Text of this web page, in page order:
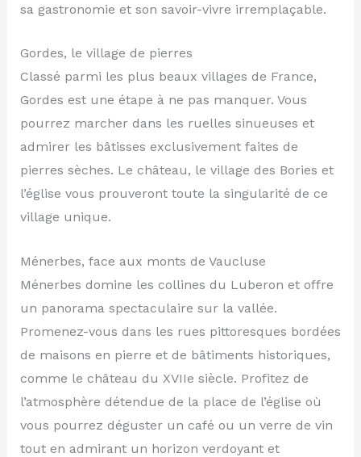
sa gastronomie et son savoir-vivre irremplaçable.
Gordes, le village de pierres
Classé parmi les plus beaux villages de France,
Gordes est une étape à ne pas manquer. Vous
pourrez marcher dans les ruelles sinueuses et
admirer les bâtisses exclusivement faites de
pierres sèches. Le château, le village des Bories et
l’église vous prouveront toute la singularité de ce
village unique.
Ménerbes, face aux monts de Vaucluse
Ménerbes domine les collines du Luberon et offre
un panorama spectaculaire sur la vallée.
Promenez-vous dans les rues pittoresques bordées
de maisons en pierre et de bâtiments historiques,
comme le château du XVIIe siècle. Profitez de
l’atmosphère détendue de la place de l’église où
vous pourrez déguster un café ou un verre de vin
tout en admirant un horizon verdoyant et